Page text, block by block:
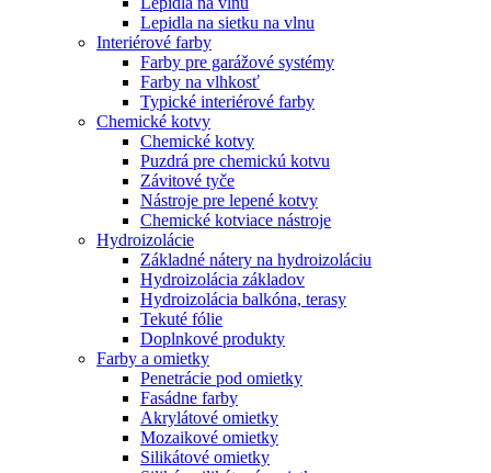
Lepidla na sietku na vlnu
Interiérové farby
Farby pre garážové systémy
Farby na vlhkosť
Typické interiérové farby
Chemické kotvy
Chemické kotvy
Puzdrá pre chemickú kotvu
Závitové tyče
Nástroje pre lepené kotvy
Chemické kotviace nástroje
Hydroizolácie
Základné nátery na hydroizoláciu
Hydroizolácia základov
Hydroizolácia balkóna, terasy
Tekuté fólie
Doplnkové produkty
Farby a omietky
Penetrácie pod omietky
Fasádne farby
Akrylátové omietky
Mozaikové omietky
Silikátové omietky